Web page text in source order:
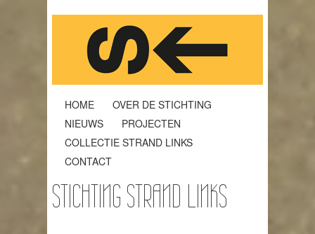
HOME
OVER DE STICHTING
NIEUWS
PROJECTEN
COLLECTIE STRAND LINKS
CONTACT
STICHTING STRAND LINKS